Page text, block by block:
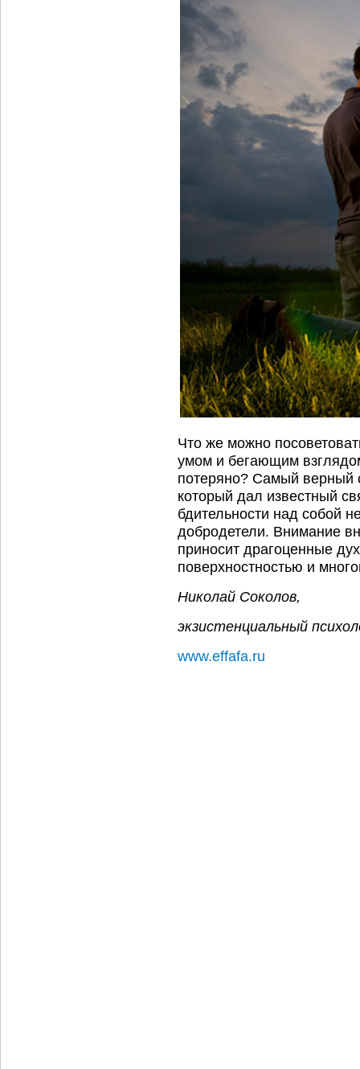
Что же можно
умом и бегающим
потеряно? Самый верный
который дал известный
бдительности над собой
добродетели. Внимание
приносит драгоценные
поверхностностью и
Николай Соколов,
экзистенциальный
www.effafa.ru